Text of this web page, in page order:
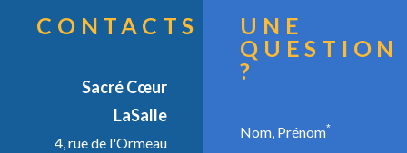
CONTACTS
Sacré Cœur
LaSalle
4, rue de l'Ormeau
UNE
QUESTION
?
Nom, Prénom*